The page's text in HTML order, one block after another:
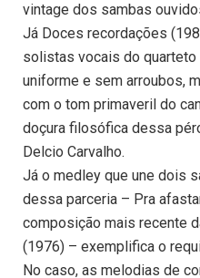
vintage dos sambas
Já Doces recordações
solistas vocais do quarteto
uniforme e sem arroubos,
com o tom primaveril do
doçura filosófica dessa
Delcio Carvalho.
Já o medley que une dois
dessa parceria – Pra
composição mais recente
(1976) – exemplifica o
No caso, as melodias de